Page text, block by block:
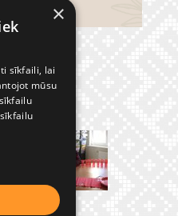
×
sīkfaili, lai
mūsu